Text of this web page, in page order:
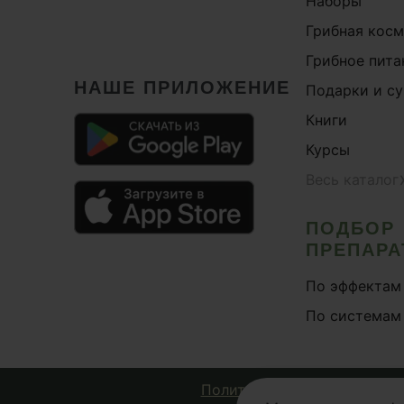
НАШЕ ПРИЛОЖЕНИЕ
Грибная
Грибное
Подарки и
Книги
Курсы
ПОДБОР
По эффектам
По системам
Политика